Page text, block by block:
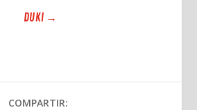
DUKI→
COMPARTIR: